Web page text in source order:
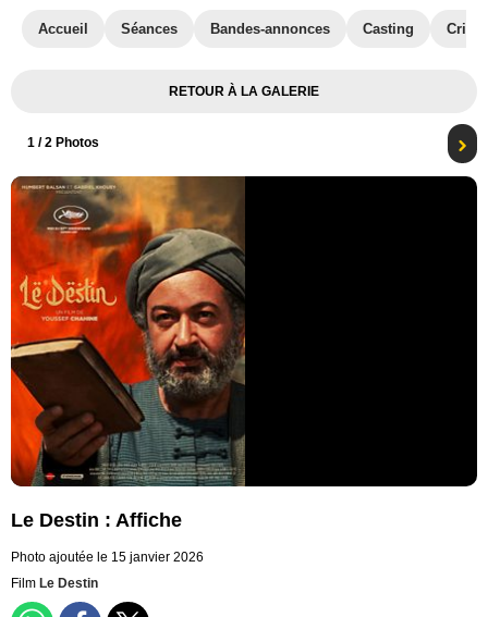
Accueil Séances Bandes-annonces Casting
RETOUR À LA GALERIE
1 / 2 Photos
Le Destin : Affiche
Photo ajoutée le 15 janvier 2026
Film Le Destin